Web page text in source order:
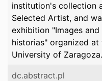
institution's collection
Selected Artist, and
exhibition "Images
historias" organized
University of Zaragoza.
dc.abstract.pl